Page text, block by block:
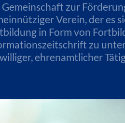
Gemeinschaft zur
Verein, der es
in Form von
zu
ehrenamtlicher